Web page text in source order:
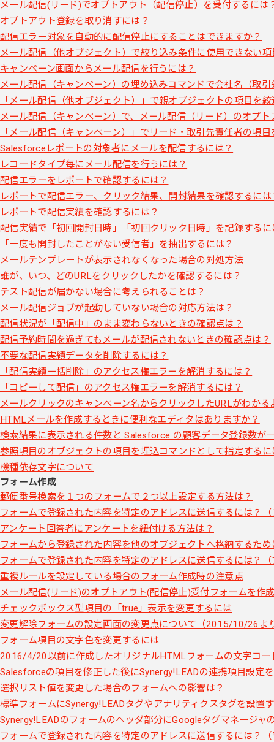
メール配信(リード)でオプトアウト（配信停止）を受付するには
オプトアウト登録を取り消すには？
配信エラー対象を自動的に配信停止にすることはできますか？
メール配信（他オブジェクト）で絞り込み条件に使用できない項
キャンペーン画面からメール配信を行うには？
メール配信（キャンペーン）の埋め込みコマンドで会社名（取
「メール配信（他オブジェクト）」で親オブジェクトの項目を
メール配信（キャンペーン）で、メール配信（リード）のオプ
「メール配信（キャンペーン）」でリード・取引先責任者の項
Salesforceレポートの対象者にメールを配信するには？
レコードタイプ毎にメール配信を行うには？
配信エラーをレポートで確認するには？
レポートで配信エラー、クリック結果、開封結果を確認するには
レポートで配信実績を確認するには？
配信実績で「初回開封日時」「初回クリック日時」を記録するに
「一度も開封したことがない受信者」を抽出するには？
メールテンプレートが表示されなくなった場合の対処方法
誰が、いつ、どのURLをクリックしたかを確認するには？
テスト配信が届かない場合に考えられることは？
メール配信ジョブが起動していない場合の対応方法は？
配信状況が「配信中」のまま変わらないときの確認点は？
配信予約時間を過ぎてもメールが配信されないときの確認点は？
不要な配信実績データを削除するには？
「配信実績一括削除」のアクセス権エラーを解消するには？
「コピーして配信」のアクセス権エラーを解消するには？
メールクリックのキャンペーン名からクリックしたURLがわかる
HTMLメールを作成するときに便利なエディタはありますか？
検索結果に表示される件数と Salesforce の顧客データ登録数が
参照項目のオブジェクトの項目を埋込コマンドとして指定するに
機種依存文字について
フォーム作成
郵便番号検索を１つのフォームで２つ以上設定する方法は？
フォームで登録された内容を特定のアドレスに送信するには？
アンケート回答者にアンケートを紐付ける方法は？
フォームから登録された内容を他のオブジェクトへ格納するため
フォームで登録された内容を特定のアドレスに送信するには？
重複ルールを設定している場合のフォーム作成時の注意点
メール配信(リード)のオプトアウト(配信停止)受付フォームを作
チェックボックス型項目の「true」表示を変更するには
変更解除フォームの設定画面の変更点について（2015/10/26よ
フォーム項目の文字色を変更するには
2016/4/20以前に作成したオリジナルHTMLフォームの文字コー
Salesforceの項目を修正した後にSynergy!LEADの連携項目設定
選択リスト値を変更した場合のフォームへの影響は？
標準フォームにSynergy!LEADタグやアナリティクスタグを設置
Synergy!LEADのフォームのヘッダ部分にGoogleタグマネージャ
フォームで登録された内容を特定のアドレスに送信するには？